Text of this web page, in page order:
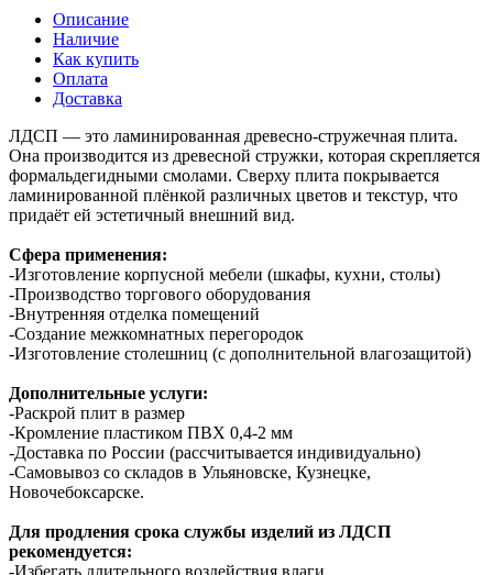
Описание
Наличие
Как купить
Оплата
Доставка
ЛДСП — это ламинированная древесно-стружечная плита.
Она производится из древесной стружки, которая скрепляется
формальдегидными смолами. Сверху плита покрывается
ламинированной плёнкой различных цветов и текстур, что
придаёт ей эстетичный внешний вид.
Сфера применения:
-Изготовление корпусной мебели (шкафы, кухни, столы)
-Производство торгового оборудования
-Внутренняя отделка помещений
-Создание межкомнатных перегородок
-Изготовление столешниц (с дополнительной влагозащитой)
Дополнительные услуги:
-Раскрой плит в размер
-Кромление пластиком ПВХ 0,4-2 мм
-Доставка по России (рассчитывается индивидуально)
-Самовывоз со складов в Ульяновске, Кузнецке,
Новочебоксарске.
Для продления срока службы изделий из ЛДСП
рекомендуется:
-Избегать длительного воздействия влаги